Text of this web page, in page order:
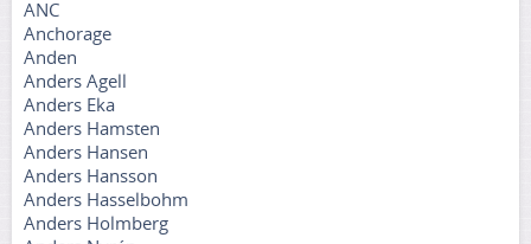
ANC
Anchorage
Anden
Anders Agell
Anders Eka
Anders Hamsten
Anders Hansen
Anders Hansson
Anders Hasselbohm
Anders Holmberg